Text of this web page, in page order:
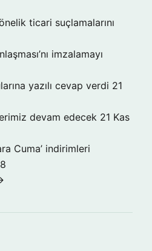
ticari suçlamalarını
imzalamayı
yazılı cevap verdi 21
devam edecek 21 Kas
Cuma’ indirimleri